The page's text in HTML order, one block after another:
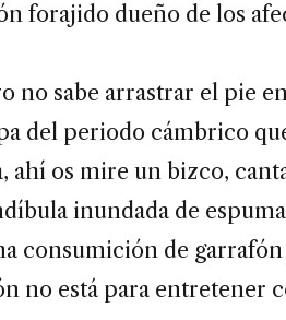
forajido dueño de los
no sabe arrastrar el pie
del periodo cámbrico
ahí os mire un bizco,
inundada de
consumición de
no está para entretener